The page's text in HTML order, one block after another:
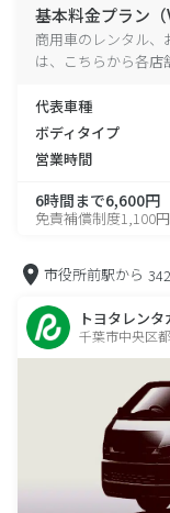
基本料金プラン（
商用車のレンタル
は、こちらから各店
代表車種
ボディタイプ
営業時間
6時間まで6,600円
免責補償制度1,100円
市役所前駅から
トヨタレン
千葉市中央区